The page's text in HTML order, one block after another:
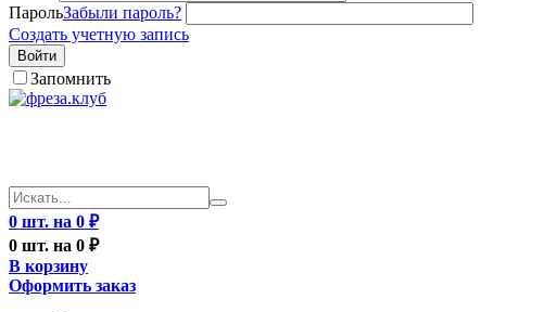
ПарольЗабыли пароль?
Создать учетную запись
Войти
Запомнить
0 шт. на 0 ₽
0 шт. на 0 ₽
В корзину
Оформить заказ